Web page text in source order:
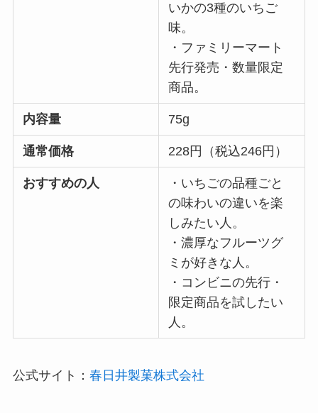
いかの3種のいちご
味。
・ファミリーマート
先行発売・数量限定
商品。
内容量 75g
通常価格 228円（税込246円）
おすすめの人
・いちごの品種ごと
の味わいの違いを楽
しみたい人。
・濃厚なフルーツグ
ミが好きな人。
・コンビニの先行・
限定商品を試したい
人。
公式サイト： 春日井製菓株式会社